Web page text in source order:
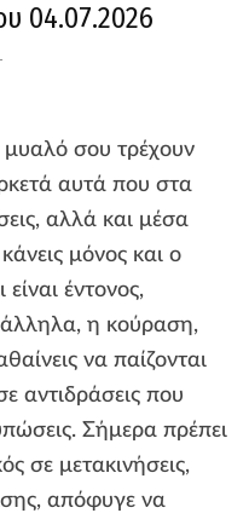
04.07.2026
μυαλό σου τρέχουν
αυτά που στα
αλλά και μέσα
μόνος και ο
έντονος,
η κούραση,
να παίζονται
αντιδράσεις που
Σήμερα πρέπει
σε μετακινήσεις,
απόφυγε να